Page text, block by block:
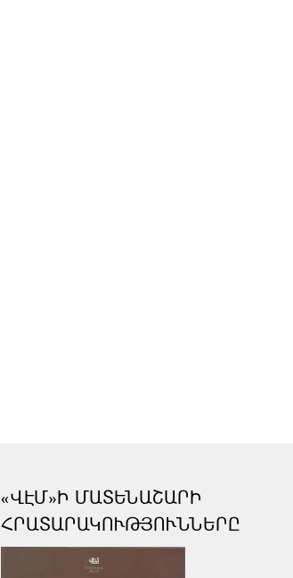
«ՎԷՄ»Ի ՄԱՏԵՆԱՇԱՐԻ
ՀՐԱՏԱՐԱԿՈՒԹՅՈՒՆՆԵՐԸ